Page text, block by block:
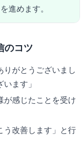
進めます。
のコツ
りがとうございまし
ます」
が感じたことを受け
う改善します」と行